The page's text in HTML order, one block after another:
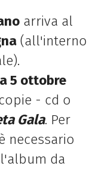
arriva al
(all'interno
5 ottobre
- cd o
Gala. Per
necessario
da